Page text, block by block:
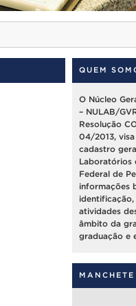
QUEM
O Núcleo
– NULAB/
Resolução
04/2013,
cadastro
Laboratórios
Federal de
informações
atividades
âmbito da
graduação e
MANCHETE